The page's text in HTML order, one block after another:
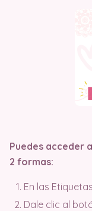
Puedes acceder
2 formas:
En las
Dale clic al